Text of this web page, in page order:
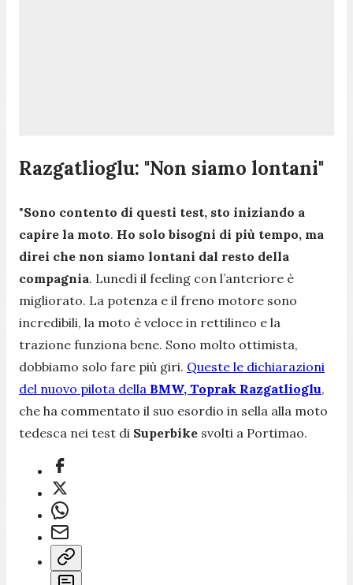
Razgatlioglu: "Non siamo lontani"
"Sono contento di questi test, sto iniziando a
capire la moto. Ho solo bisogni di più tempo, ma
direi che non siamo lontani dal resto della
compagnia. Lunedì il feeling con l’anteriore è
migliorato. La potenza e il freno motore sono
incredibili, la moto è veloce in rettilineo e la
trazione funziona bene. Sono molto ottimista,
dobbiamo solo fare più giri. Queste le dichiarazioni
del nuovo pilota della BMW, Toprak Razgatlioglu,
che ha commentato il suo esordio in sella alla moto
tedesca nei test di Superbike svolti a Portimao.